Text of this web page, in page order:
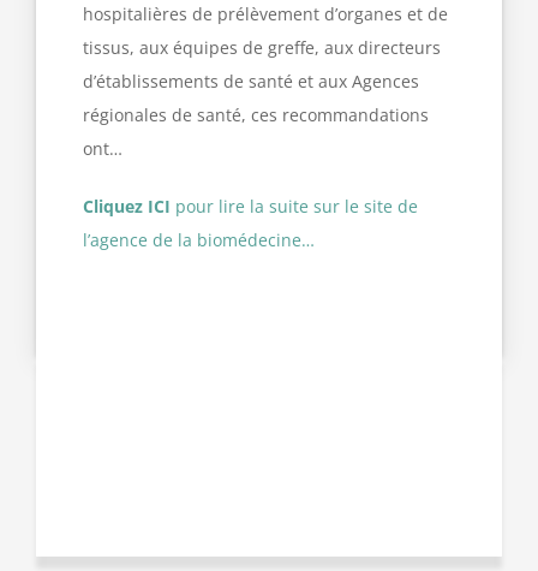
hospitalières de prélèvement d’organes et de
tissus, aux équipes de greffe, aux directeurs
d’établissements de santé et aux Agences
régionales de santé, ces recommandations
ont…
Cliquez ICI pour lire la suite sur le site de
l’agence de la biomédecine…